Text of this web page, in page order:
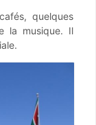
quelques
la musique. Il